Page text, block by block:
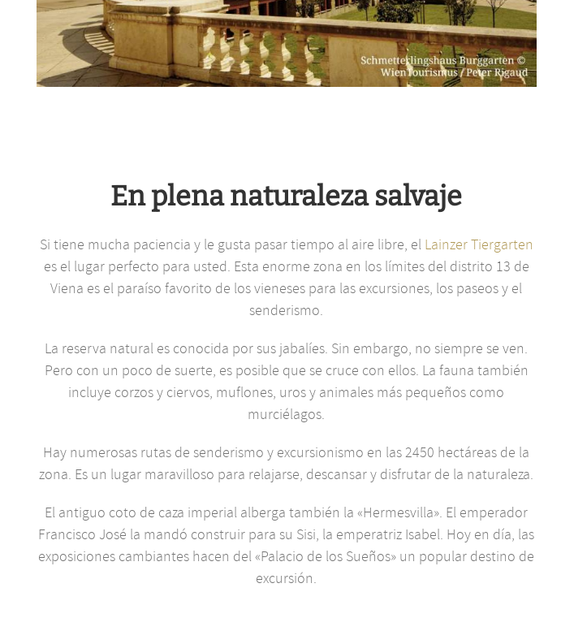
En plena naturaleza salvaje
Si tiene mucha paciencia y le gusta pasar tiempo al aire libre, el Lainzer Tiergarten
es el lugar perfecto para usted. Esta enorme zona en los límites del distrito 13 de
Viena es el paraíso favorito de los vieneses para las excursiones, los paseos y el
senderismo.
La reserva natural es conocida por sus jabalíes. Sin embargo, no siempre se ven.
Pero con un poco de suerte, es posible que se cruce con ellos. La fauna también
incluye corzos y ciervos, muflones, uros y animales más pequeños como
murciélagos.
Hay numerosas rutas de senderismo y excursionismo en las 2450 hectáreas de la
zona. Es un lugar maravilloso para relajarse, descansar y disfrutar de la naturaleza.
El antiguo coto de caza imperial alberga también la «Hermesvilla». El emperador
Francisco José la mandó construir para su Sisi, la emperatriz Isabel. Hoy en día, las
exposiciones cambiantes hacen del «Palacio de los Sueños» un popular destino de
excursión.